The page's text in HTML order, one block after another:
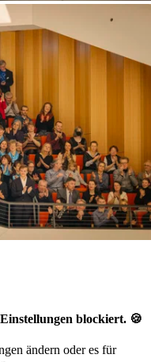
blockiert. 🍪
ändern oder es für